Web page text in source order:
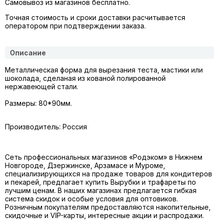
Самовывоз из магазинов бесплатно.
Точная стоимость и сроки доставки расчитывается
оператором при подтверждении заказа.
Описание
Металлическая форма для вырезания теста, мастики или
шоколада, сделаная из кованой полированной
нержавеющей стали.
Размеры: 80*90мм.
Производитель: Россия
Сеть профессиональных магазинов «Родэком» в Нижнем
Новгороде, Дзержинске, Арзамасе и Муроме,
специализирующихся на продаже товаров для кондитеров
и пекарей, предлагает купить Вырубки и трафареты по
лучшим ценам. В наших магазинах предлагается гибкая
система скидок и особые условия для оптовиков.
Розничным покупателям предоставляются накопительные,
скидочные и VIP-карты, интересные акции и распродажи.